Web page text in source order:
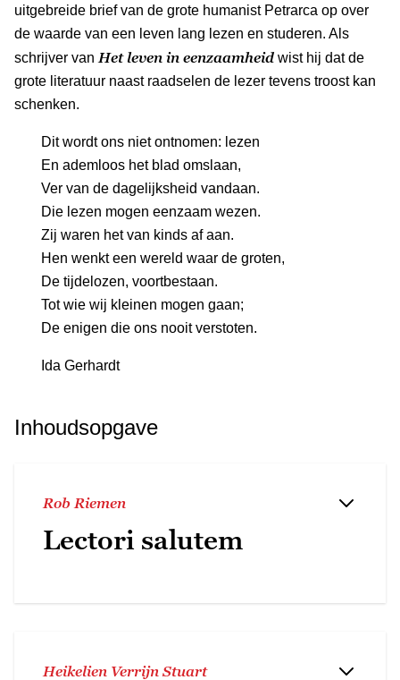
uitgebreide brief van de grote humanist Petrarca op over
de waarde van een leven lang lezen en studeren. Als
schrijver van Het leven in eenzaamheid wist hij dat de
grote literatuur naast raadselen de lezer tevens troost kan
schenken.
Dit wordt ons niet ontnomen: lezen
En ademloos het blad omslaan,
Ver van de dagelijksheid vandaan.
Die lezen mogen eenzaam wezen.
Zij waren het van kinds af aan.
Hen wenkt een wereld waar de groten,
De tijdelozen, voortbestaan.
Tot wie wij kleinen mogen gaan;
De enigen die ons nooit verstoten.
Ida Gerhardt
Inhoudsopgave
Rob Riemen
Lectori salutem
Heikelien Verrijn Stuart